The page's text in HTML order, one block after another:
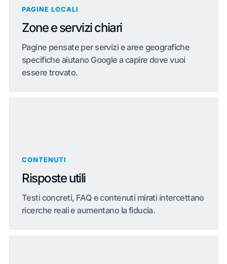
PAGINE LOCALI
Zone e servizi chiari
Pagine pensate per servizi e aree geografiche
specifiche aiutano Google a capire dove vuoi
essere trovato.
CONTENUTI
Risposte utili
Testi concreti, FAQ e contenuti mirati intercettano
ricerche reali e aumentano la fiducia.